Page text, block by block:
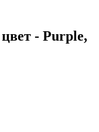
- Purple,